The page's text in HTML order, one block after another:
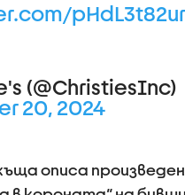
pHdL3t82ur
(@ChristiesInc)
20, 2024
описа